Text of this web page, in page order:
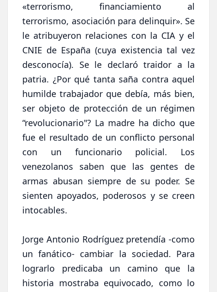
«terrorismo, financiamiento al
terrorismo, asociación para delinquir». Se
le atribuyeron relaciones con la CIA y el
CNIE de España (cuya existencia tal vez
desconocía). Se le declaró traidor a la
patria. ¿Por qué tanta saña contra aquel
humilde trabajador que debía, más bien,
ser objeto de protección de un régimen
“revolucionario"? La madre ha dicho que
fue el resultado de un conflicto personal
con un funcionario policial. Los
venezolanos saben que las gentes de
armas abusan siempre de su poder. Se
sienten apoyados, poderosos y se creen
intocables.
Jorge Antonio Rodríguez pretendía -como
un fanático- cambiar la sociedad. Para
lograrlo predicaba un camino que la
historia mostraba equivocado, como lo